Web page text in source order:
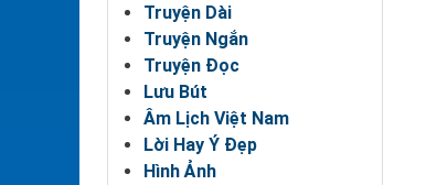
Truyện Dài
Truyện Ngắn
Truyện Đọc
Lưu Bút
Âm Lịch Việt Nam
Lời Hay Ý Đẹp
Hình Ảnh